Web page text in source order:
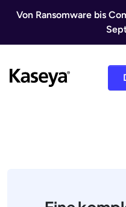
Von Ransomware bis